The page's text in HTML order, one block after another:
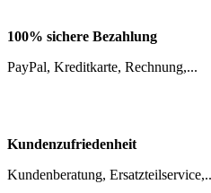
PayPal, Kreditkarte, Rechnung,...